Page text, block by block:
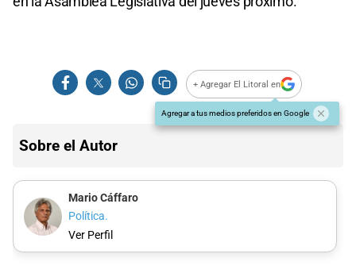
+ Agregar El Litoral en
Agregar a tus medios preferidos en Google
Sobre el Autor
Mario Cáffaro
Política.
Ver Perfil